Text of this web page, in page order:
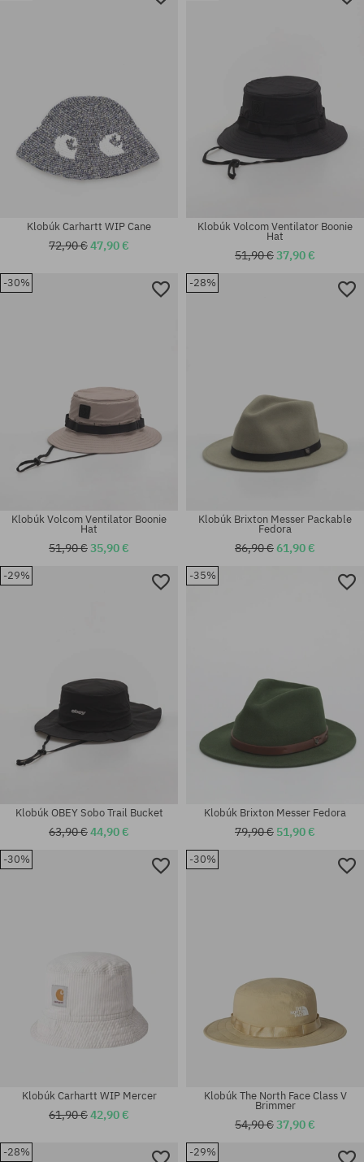
Dostupné veľkosti:
Klobúk Carhartt WIP Cane
72,90 €47,90 €
Dostupné veľkosti:
Klobúk Volcom Ventilator Boonie
Hat
51,90 €37,90 €
-30%
Klobúk Volcom Ventilator Boonie
Hat
51,90 €35,90 €
-28%
Klobúk Brixton Messer Packable
Fedora
86,90 €61,90 €
-29%
Klobúk OBEY Sobo Trail Bucket
63,90 €44,90 €
-35%
Klobúk Brixton Messer Fedora
79,90 € 51,90 €
-30%
Klobúk Carhartt WIP Mercer
61,90 €42,90 €
-30%
Klobúk The North Face Class V
Brimmer
54,90 €37,90 €
-28% -29%